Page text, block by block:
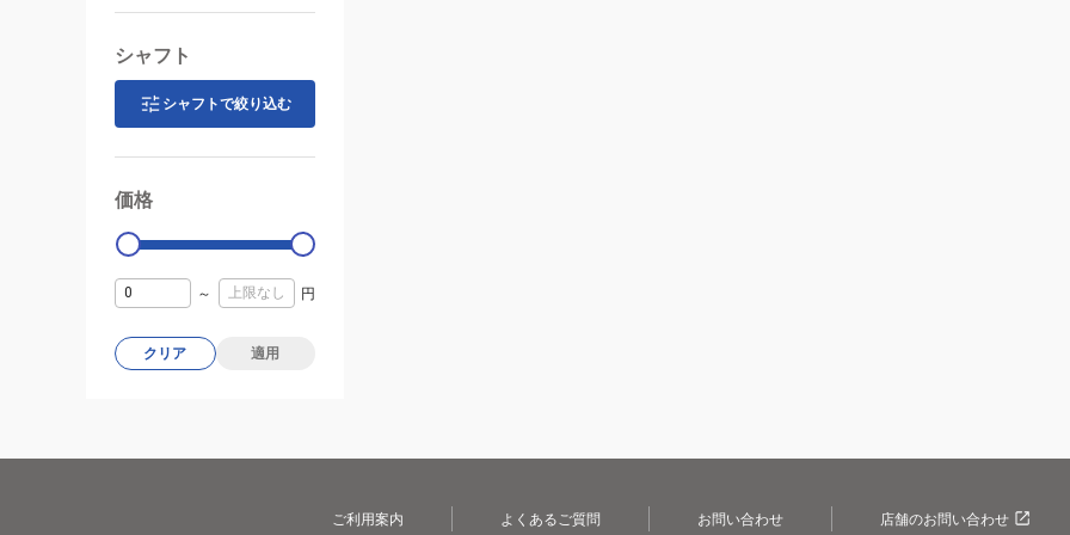
シャフト
シャフトで絞り込む
価格
0
～ 円
クリア 適用
ご利用案内 よくあるご質問 お問い合わせ 店舗のお問い合わせ